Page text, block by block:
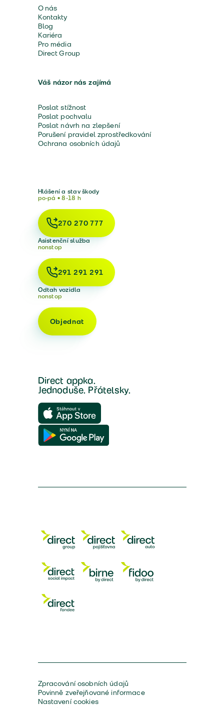
O nás
Kontakty
Blog
Kariéra
Pro média
Direct Group
Váš názor nás zajímá
Poslat stížnost
Poslat pochvalu
Poslat návrh na zlepšení
Porušení pravidel zprostředkování
Ochrana osobních údajů
Hlášení a stav škody
po-pá • 8-18 h
270 270 777
Asistenční služba
nonstop
291 291 291
Odtah vozidla
nonstop
Objednat
Direct appka.
Jednoduše. Přátelsky.
Zpracování osobních údajů
Povinně zveřejňované informace
Nastavení cookies